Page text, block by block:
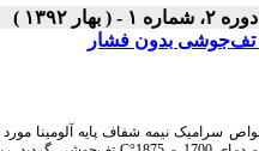
دوره ۲، شماره ۱ - ( بهار ۱۳۹۲ )